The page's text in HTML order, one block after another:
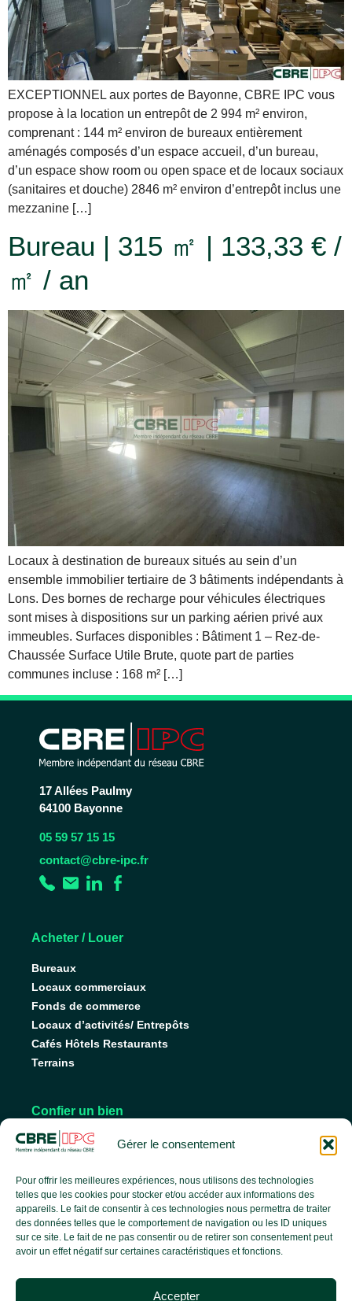
Gérer le consentement
Pour offrir les meilleures expériences, nous utilisons des technologies
telles que les cookies pour stocker et/ou accéder aux informations des
appareils. Le fait de consentir à ces technologies nous permettra de traiter
des données telles que le comportement de navigation ou les ID uniques
sur ce site. Le fait de ne pas consentir ou de retirer son consentement peut
avoir un effet négatif sur certaines caractéristiques et fonctions.
Accepter
EXCEPTIONNEL aux portes de Bayonne, CBRE IPC vous
propose à la location un entrepôt de 2 994 m² environ,
comprenant : 144 m² environ de bureaux entièrement
aménagés composés d’un espace accueil, d’un bureau,
d’un espace show room ou open space et de locaux sociaux
(sanitaires et douche) 2846 m² environ d’entrepôt inclus une
mezzanine […]
Bureau | 315 ㎡ | 133,33 € /
㎡ / an
Locaux à destination de bureaux situés au sein d’un
ensemble immobilier tertiaire de 3 bâtiments indépendants à
Lons. Des bornes de recharge pour véhicules électriques
sont mises à dispositions sur un parking aérien privé aux
immeubles. Surfaces disponibles : Bâtiment 1 – Rez-de-
Chaussée Surface Utile Brute, quote part de parties
communes incluse : 168 m² […]
17 Allées Paulmy
64100 Bayonne
05 59 57 15 15
contact@cbre-ipc.fr
Acheter / Louer
Bureaux
Locaux commerciaux
Fonds de commerce
Locaux d’activités/ Entrepôts
Cafés Hôtels Restaurants
Terrains
Confier un bien
Nos conseils pour vendre
Faire gérer son bien
L’agence
L’équipe
Nos services